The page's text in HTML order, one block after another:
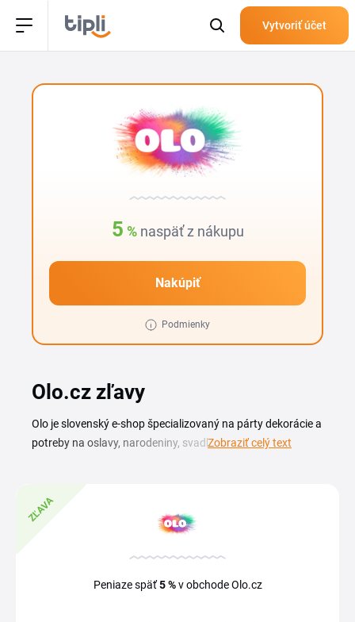
Vytvoriť účet
5 % naspäť z nákupu
Nakúpiť
Podmienky
Olo.cz zľavy
Olo je slovenský e-shop špecializovaný na párty dekorácie a
potreby na oslavy, narodeniny, svadby, detské párty aj
cenu. Aktuálna Olo zľava sa najčastejšie viaže na konkrétne
kategórie alebo sezónne výpredaje obchodu. Olo kupóny a
aktívne akcie nájdete v prehľade na tejto stránke. Pri
väčšine objednávok stačí kód skopírovať a vložiť ho v
nákupu vždy skontrolujte podmienky platnosti, lebo
Zobraziť celý text
ZĽAVA
Peniaze späť5 %v obchode Olo.cz